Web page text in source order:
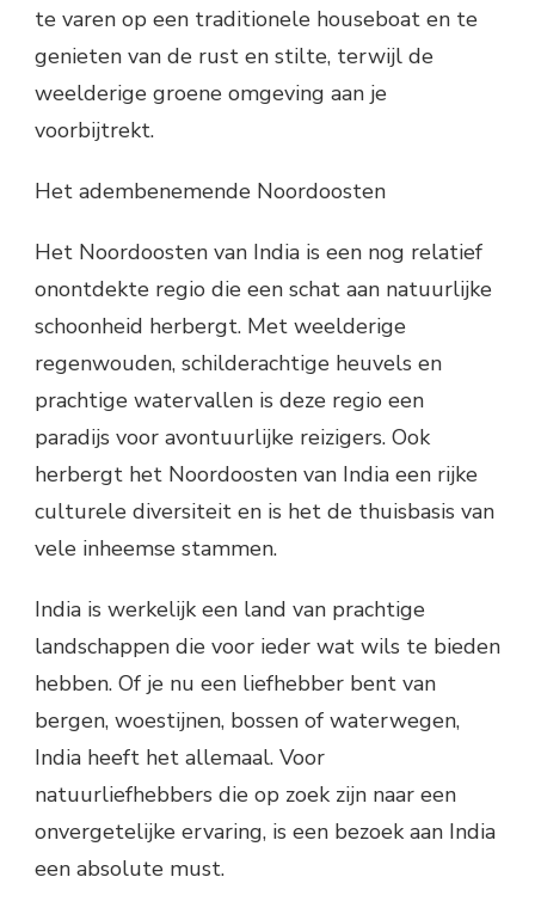
te varen op een traditionele houseboat en te
genieten van de rust en stilte, terwijl de
weelderige groene omgeving aan je
voorbijtrekt.
Het adembenemende Noordoosten
Het Noordoosten van India is een nog relatief
onontdekte regio die een schat aan natuurlijke
schoonheid herbergt. Met weelderige
regenwouden, schilderachtige heuvels en
prachtige watervallen is deze regio een
paradijs voor avontuurlijke reizigers. Ook
herbergt het Noordoosten van India een rijke
culturele diversiteit en is het de thuisbasis van
vele inheemse stammen.
India is werkelijk een land van prachtige
landschappen die voor ieder wat wils te bieden
hebben. Of je nu een liefhebber bent van
bergen, woestijnen, bossen of waterwegen,
India heeft het allemaal. Voor
natuurliefhebbers die op zoek zijn naar een
onvergetelijke ervaring, is een bezoek aan India
een absolute must.